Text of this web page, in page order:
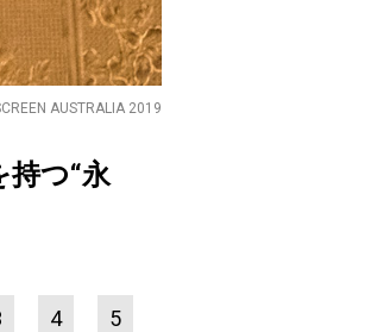
AUSTRALIA 2019
持つ“永
4 5